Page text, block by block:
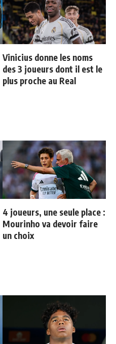
Vinicius donne les noms
des 3 joueurs dont il est le
plus proche au Real
4 joueurs, une seule place :
Mourinho va devoir faire
un choix